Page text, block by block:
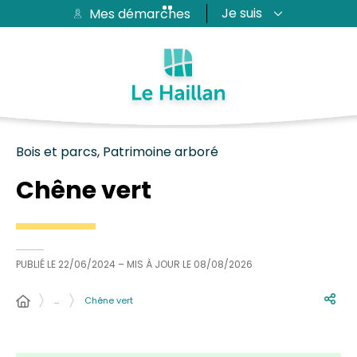
Aide et accessibilité
Passer au menu
Passer au contenuMes démarches Je suis
Bois et parcs, Patrimoine arboré
Chêne vert
PUBLIÉ LE 22/06/2024 – MIS À JOUR LE 08/08/2026
… Chêne vert